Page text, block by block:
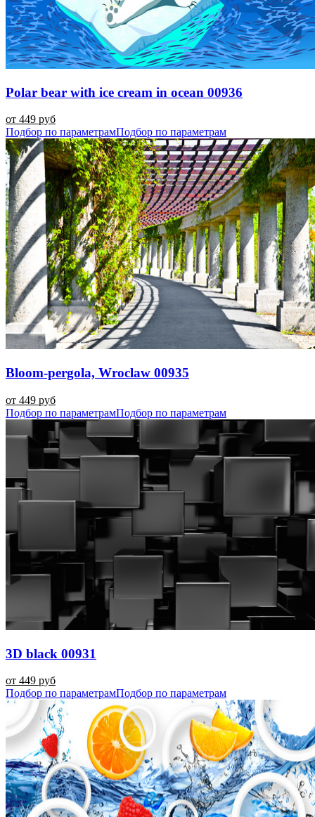
Polar bear with ice cream in ocean 00936
от 449 руб
Подбор по параметрамПодбор по параметрам
Bloom-pergola, Wroclaw 00935
от 449 руб
Подбор по параметрамПодбор по параметрам
3D black 00931
от 449 руб
Подбор по параметрамПодбор по параметрам